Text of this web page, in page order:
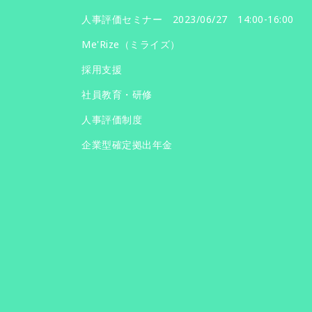
人事評価セミナー 2023/06/27 14:00-16:00
Me'Rize（ミライズ）
採用支援
社員教育・研修
人事評価制度
企業型確定拠出年金